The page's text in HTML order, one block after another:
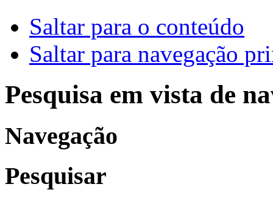
Saltar para o conteúdo
Saltar para navegação
Pesquisa em vista de
Navegação
Pesquisar